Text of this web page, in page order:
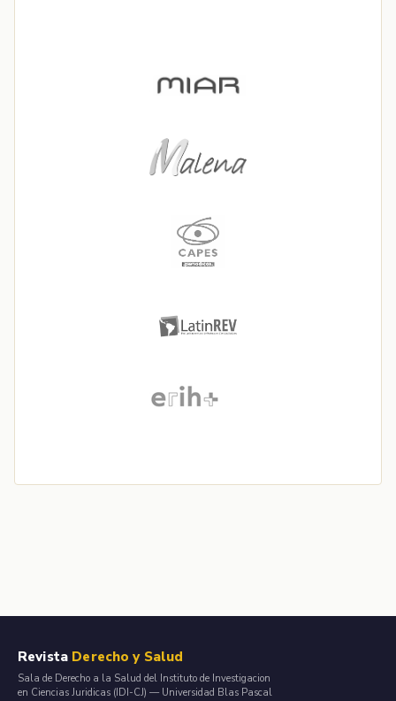
Revista Derecho y Salud
Sala de Derecho a la Salud del Instituto de Investigacion
en Ciencias Juridicas (IDI-CJ) — Universidad Blas Pascal